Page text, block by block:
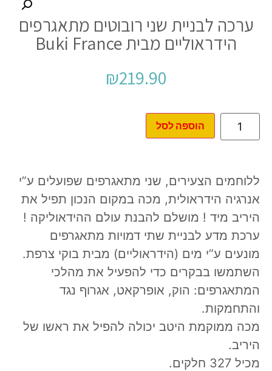
ערכה לבניית שני רובוטים מתאגרפים
הידראוליים מבית Buki France
₪219.90
הוספה לסל
ללוחמים הצעירים, שני מתאגרפים שפועלים ע”י
אנרגיה הידראולית, מכה במקום הנכון תפיל את
היריב מיד ! מושלם להבנת עולם ההידאוליקה !
ערכת מדע לבניית שתי דמויות מתאגרפים
מונעים ע”י מים (הידראוליים) מבית בוקי צרפת.
השתמשו בבקרים כדי להפעיל את מהלכי
המתאגרפים: הוק, אופרקאט, אגרוף נגד
והתחמקות.
מכה ממוקמת היטב יכולה להפיל את ראשו של
היריב.
מכיל 327 חלקים.